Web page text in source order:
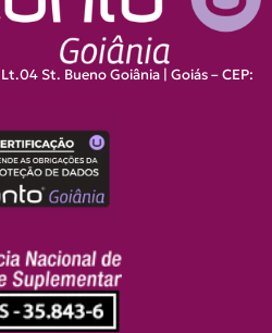
St. Bueno Goiânia | Goiás – CEP: